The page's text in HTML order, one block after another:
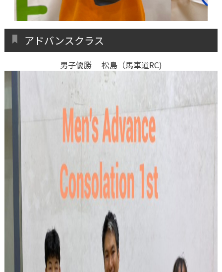
アドバンスクラス
男子優勝 松島（馬車道RC)